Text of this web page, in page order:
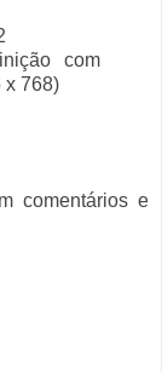
com
x 768)
comentários e